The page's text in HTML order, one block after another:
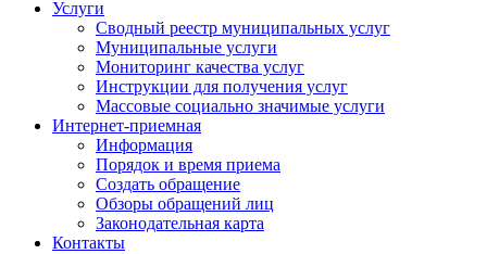
Услуги
Сводный реестр муниципальных услуг
Муниципальные услуги
Мониторинг качества услуг
Инструкции для получения услуг
Массовые социально значимые услуги
Интернет-приемная
Информация
Порядок и время приема
Создать обращение
Обзоры обращений лиц
Законодательная карта
Контакты